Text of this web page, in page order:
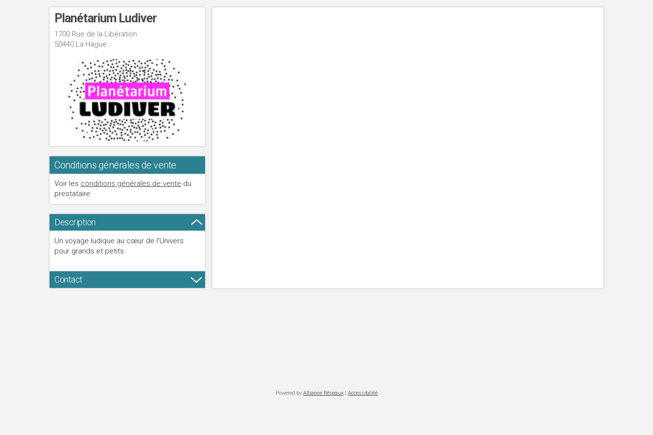
Planétarium Ludiver
1700 Rue de la Libération
50440 La Hague
Conditions générales de vente
Voir les conditions générales de vente du
prestataire
Description
Un voyage ludique au cœur de l’Univers
pour grands et petits.
Contact
Powered by Alliance Réseaux | Accessibilité